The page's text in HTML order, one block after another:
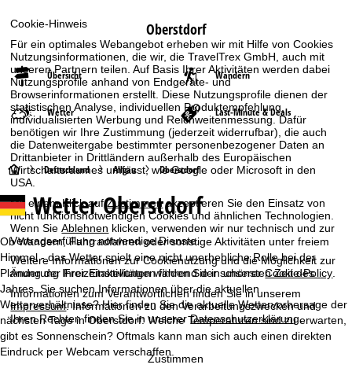
Cookie-Hinweis
Für ein optimales Webangebot erheben wir mit Hilfe von Cookies
Nutzungsinformationen, die wir, die TravelTrex GmbH, auch mit
unseren Partnern teilen. Auf Basis Ihrer Aktivitäten werden dabei
Nutzungsprofile anhand von Endgeräte- und
Browserinformationen erstellt. Diese Nutzungsprofile dienen der
statistischen Analyse, individuellen Produktempfehlung,
individualisierten Werbung und Reichweitenmessung. Dafür
benötigen wir Ihre Zustimmung (jederzeit widerrufbar), die auch
die Datenweitergabe bestimmter personenbezogener Daten an
Drittanbieter in Drittländern außerhalb des Europäischen
Wirtschaftsraumes umfasst, wie Google oder Microsoft in den
USA.
Mit einem Klick aufZustimmenakzeptieren Sie den Einsatz von
nicht funktionsnotwendigen Cookies und ähnlichen Technologien.
Wenn SieAblehnen klicken, verwenden wir nur technisch und zur
Vertragserfüllung notwendige Dienste.
Weitere Informationen zur Cookienutzung und die Möglichkeit zur
Änderung Ihrer Einstellungen finden Sie in unsererCookie-Policy
Informationen zum Verantwortlichen finden Sie in unserem
Impressum. Informationen zu den Verarbeitungszwecken und
Ihren Rechten finden Sie in unsererDatenschutzerklärung.
Zustimmen
Oberstdorf
Übersicht Wandern
Wetter Last-Minute & Deals
S
t
a
r
t
Deutschland Allgäu Oberstdorf
Wetter Oberstdorf
Ob Wandern, Fahrradfahren oder sonstige Aktivitäten unter freiem
Himmel - das Wetter spielt eine nicht unerhebliche Rolle bei der
Planung der Freizeitaktivitäten während der schönsten Zeit des
Jahres. Sie suchen Informationen über die aktuellen
Wetterverhältnisse? Hier finden Sie die aktuelle Wettervorhersage der
nächsten Tage in Oberstdorf: Welche Temperaturen sind zu erwarten,
gibt es Sonnenschein? Oftmals kann man sich auch einen direkten
Eindruck per Webcam verschaffen.